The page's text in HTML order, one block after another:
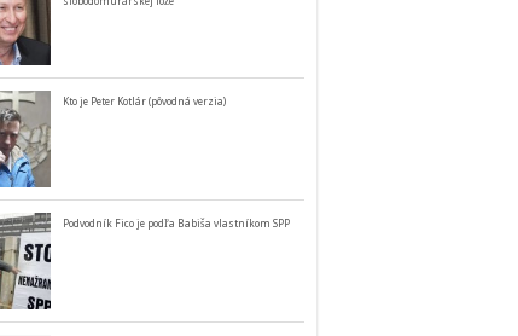
Kto je Peter Kotlár (pôvodná verzia)
Podvodník Fico je podľa Babiša vlastníkom SPP